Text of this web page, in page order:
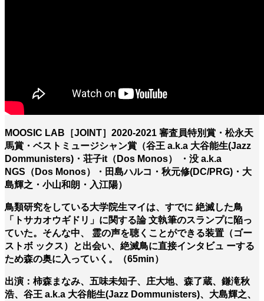
MOOSIC LAB［JOINT］2020-2021 審査員特別賞・松永天
馬賞・ベストミュージシャン賞（谷王 a.k.a 大谷能生(Jazz
Dommunisters)・荘子it（Dos Monos） ・没 a.k.a
NGS（Dos Monos）・田島ハルコ・秋元修(DC/PRG)・大
島輝之・小山和朗・入江陽）
鳥類研究をしている大学院生マイは、すでに 絶滅した鳥
「トサカオウギドリ」に関する論 文執筆のスランプに陥っ
ていた。そんな中、 霊の声を聴くことができる装置（ゴー
ストボ ックス）と出会い、絶滅鳥に直接インタビュ ーする
ため森の奥に入っていく。（65min）
出演：柿森まなみ、五味未知子、庄大地、森了蔵、鎌滝秋
浩、谷王 a.k.a 大谷能生(Jazz Dommunisters)、大島輝之、